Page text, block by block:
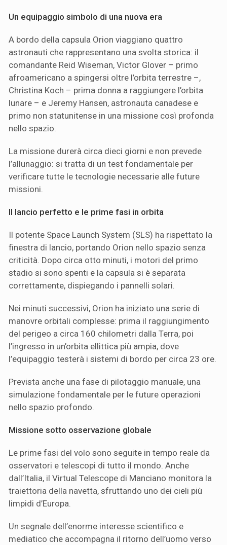
Un equipaggio simbolo di una nuova era
A bordo della capsula Orion viaggiano quattro
astronauti che rappresentano una svolta storica: il
comandante Reid Wiseman, Victor Glover – primo
afroamericano a spingersi oltre l’orbita terrestre –,
Christina Koch – prima donna a raggiungere l’orbita
lunare – e Jeremy Hansen, astronauta canadese e
primo non statunitense in una missione così profonda
nello spazio.
La missione durerà circa dieci giorni e non prevede
l’allunaggio: si tratta di un test fondamentale per
verificare tutte le tecnologie necessarie alle future
missioni.
Il lancio perfetto e le prime fasi in orbita
Il potente Space Launch System (SLS) ha rispettato la
finestra di lancio, portando Orion nello spazio senza
criticità. Dopo circa otto minuti, i motori del primo
stadio si sono spenti e la capsula si è separata
correttamente, dispiegando i pannelli solari.
Nei minuti successivi, Orion ha iniziato una serie di
manovre orbitali complesse: prima il raggiungimento
del perigeo a circa 160 chilometri dalla Terra, poi
l’ingresso in un’orbita ellittica più ampia, dove
l’equipaggio testerà i sistemi di bordo per circa 23 ore.
Prevista anche una fase di pilotaggio manuale, una
simulazione fondamentale per le future operazioni
nello spazio profondo.
Missione sotto osservazione globale
Le prime fasi del volo sono seguite in tempo reale da
osservatori e telescopi di tutto il mondo. Anche
dall’Italia, il Virtual Telescope di Manciano monitora la
traiettoria della navetta, sfruttando uno dei cieli più
limpidi d’Europa.
Un segnale dell’enorme interesse scientifico e
mediatico che accompagna il ritorno dell’uomo verso